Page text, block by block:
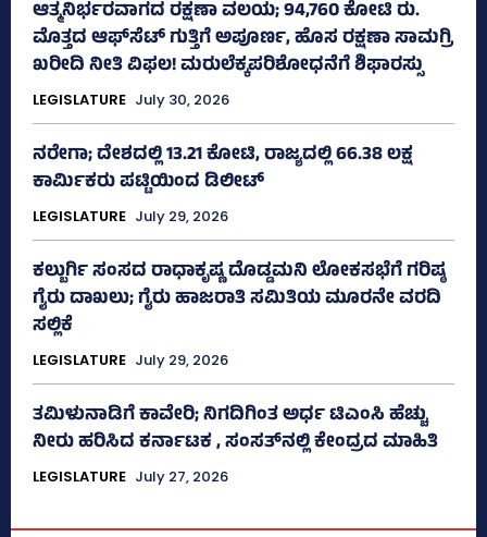
ಆತ್ಮನಿರ್ಭರವಾಗದ ರಕ್ಷಣಾ ವಲಯ; 94,760 ಕೋಟಿ ರು.
ಮೊತ್ತದ ಆಫ್‌ಸೆಟ್ ಗುತ್ತಿಗೆ ಅಪೂರ್ಣ, ಹೊಸ ರಕ್ಷಣಾ ಸಾಮಗ್ರಿ
ಖರೀದಿ ನೀತಿ ವಿಫಲ! ಮರುಲೆಕ್ಕಪರಿಶೋಧನೆಗೆ ಶಿಫಾರಸ್ಸು
LEGISLATURE July 30, 2026
ನರೇಗಾ; ದೇಶದಲ್ಲಿ 13.21 ಕೋಟಿ, ರಾಜ್ಯದಲ್ಲಿ 66.38 ಲಕ್ಷ
ಕಾರ್ಮಿಕರು ಪಟ್ಟಿಯಿಂದ ಡಿಲೀಟ್
LEGISLATURE July 29, 2026
ಕಲ್ಬುರ್ಗಿ ಸಂಸದ ರಾಧಾಕೃಷ್ಣ ದೊಡ್ಡಮನಿ ಲೋಕಸಭೆಗೆ ಗರಿಷ್ಠ
ಗೈರು ದಾಖಲು; ಗೈರು ಹಾಜರಾತಿ ಸಮಿತಿಯ ಮೂರನೇ ವರದಿ
ಸಲ್ಲಿಕೆ
LEGISLATURE July 29, 2026
ತಮಿಳುನಾಡಿಗೆ ಕಾವೇರಿ; ನಿಗದಿಗಿಂತ ಅರ್ಧ ಟಿಎಂಸಿ ಹೆಚ್ಚು
ನೀರು ಹರಿಸಿದ ಕರ್ನಾಟಕ , ಸಂಸತ್‌ನಲ್ಲಿ ಕೇಂದ್ರದ ಮಾಹಿತಿ
LEGISLATURE July 27, 2026